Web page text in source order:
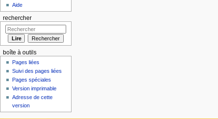
Aide
rechercher
boîte à outils
Pages liées
Suivi des pages liées
Pages spéciales
Version imprimable
Adresse de cette
version